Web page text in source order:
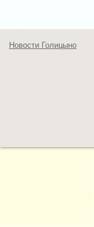
Новости Голицыно